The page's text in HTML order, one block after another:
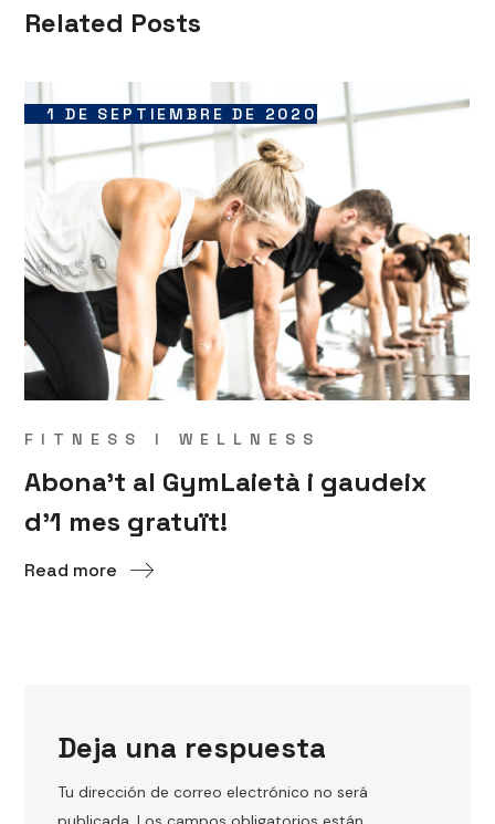
Related Posts
1 DE SEPTIEMBRE DE 2020
FITNESS I WELLNESS
Abona’t al GymLaietà i gaudeix
d’1 mes gratuït!
Read more
Deja una respuesta
Tu dirección de correo electrónico no será